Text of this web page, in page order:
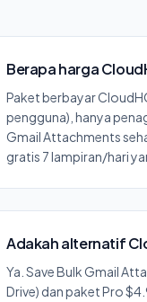
Berapa harga
Paket berbayar
pengguna), hanya
Gmail Attachments
gratis 7 lampiran/hari
Adakah alternatif
Ya. Save Bulk Gmail
Drive) dan paket Pro